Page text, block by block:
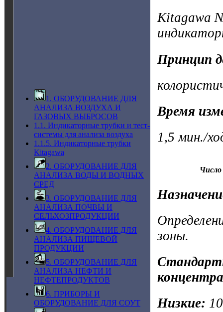
1. ОБОРУДОВАНИЕ ДЛЯ
АНАЛИЗА ВОЗДУХА И
ГАЗОВЫХ ВЫБРОСОВ
1.1. Индикаторные трубки и тест-
системы для анализа воздуха
1.1.5. Индикаторные трубки
Kitagawa
2. ОБОРУДОВАНИЕ ДЛЯ
АНАЛИЗА ВОДЫ И ВОДНЫХ
СРЕД
3. ОБОРУДОВАНИЕ ДЛЯ
АНАЛИЗА ПОЧВЫ И
СЕЛЬХОЗПРОДУКЦИИ
4. ОБОРУДОВАНИЕ ДЛЯ
АНАЛИЗА ПИЩЕВОЙ
ПРОДУКЦИИ
5. ОБОРУДОВАНИЕ ДЛЯ
АНАЛИЗА НЕФТИ И
НЕФТЕПРОДУКТОВ
6. ПРИБОРЫ И
ОБОРУДОВАНИЕ ДЛЯ СОУТ
Kitagawa
Принцип
Время
1,5 мин./
зоны.
Низкие: